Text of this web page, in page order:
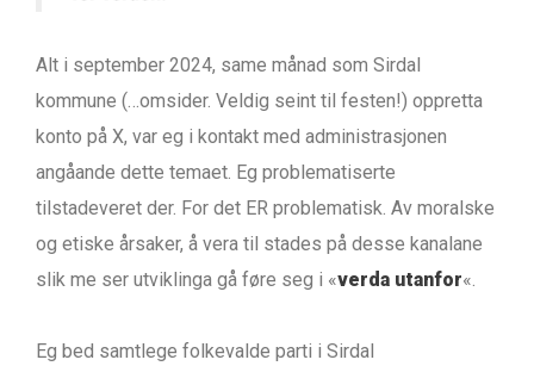
Alt i september 2024, same månad som Sirdal
kommune (…omsider. Veldig seint til festen!) oppretta
konto på X, var eg i kontakt med administrasjonen
angåande dette temaet. Eg problematiserte
tilstadeveret der. For det ER problematisk. Av moralske
og etiske årsaker, å vera til stades på desse kanalane
slik me ser utviklinga gå føre seg i «verda utanfor«.
Eg bed samtlege folkevalde parti i Sirdal